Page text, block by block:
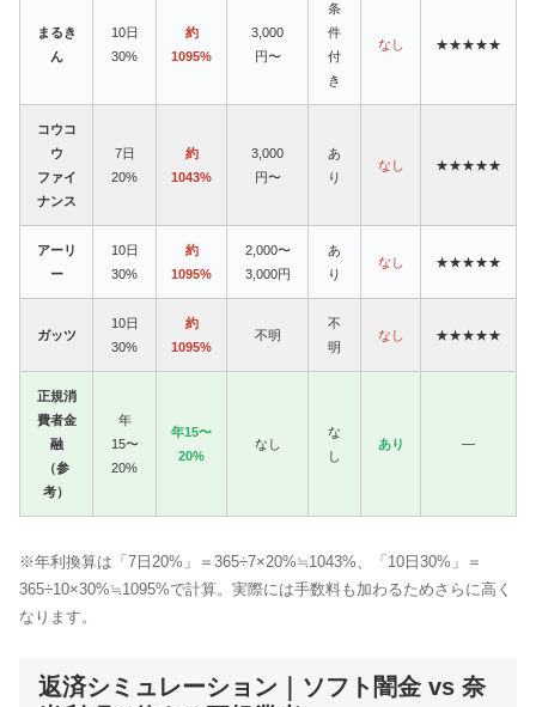
まるき
ん
10日
30%
約
1095%
3,000
円〜
条
件
付
き
なし ★★★★★
コウコ
ウ
ファイ
ナンス
7日
20%
約
1043%
3,000
円〜
あ
り
なし ★★★★★
アーリ
ー
10日
30%
約
1095%
2,000〜
3,000円
あ
り
なし ★★★★★
ガッツ
10日
30%
約
1095%
不明
不
明
なし ★★★★★
正規消
費者金
融
（参
考）
年
15〜
20%
年15〜
20%
なし
な
し
あり —
※年利換算は「7日20%」＝365÷7×20%≒1043%、「10日30%」＝
365÷10×30%≒1095%で計算。実際には手数料も加わるためさらに高く
なります。
返済シミュレーション｜ソフト闇金 vs 奈